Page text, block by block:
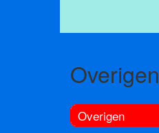
Overigen
Overigen